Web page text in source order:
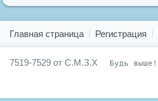
Главная страница Регистрация
7519-7529 от С.М.З.Х Будь выше!